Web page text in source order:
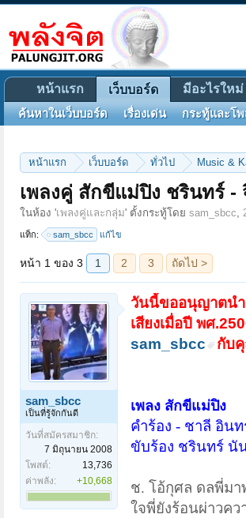
หน้าแรก เว็บบอร์ด ทั่วไป Music &
เพลงคู่ สักขีแม่ปิง ชรินทร์
ในห้อง 'เพลงคู่และกลุ่ม' ตั้งกระทู้โดย sam_sbcc,
แท็ก: sam_sbcc แก้ไข
หน้า 1 ของ 3 1 2 3 ถัดไป >
sam_sbcc
เป็นที่รู้จักกันดี
วันที่สมัครสมาชิก:
7 มิถุนายน 2008
โพสต์:
13,736
ค่าพลัง:
+10,668
วันนี้ขออนุญาตน
เสียงเมื่อปี พศ
sam_sbcc
กับ
เพลง สักขีแม่ปิง
คำร้อง - ชาลี อิน
ขับร้อง ชรินทร์ นั
ช. โอ้กุศล ดลพี่มา
ใจพี่ยังร้อนผ่าวคว
หน้าแรก เว็บบอร์ด
ค้นหาในเว็บบอร์ด เรื่องเด่น กระทู้และโ
มีอะไรใหม่